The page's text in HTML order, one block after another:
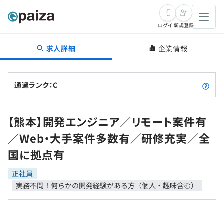
転職・キャリア
転職成功ガイド
転職エージェント
インタビュー
転職成功ガイド
新卒就活
求人検索
本選考
インターン
学習
問題集
4択課題
プログラミング言語
ゲーム・マンガ
ログイン新規登録
求人詳細 企業情報
通過ランク：C
【熊本】開発エンジニア／リモート案件有
／Web・大手案件多数有／研修充実／全
国に拠点有
正社員
実務不問！何らかの開発経験がある方（個人・趣味含む）